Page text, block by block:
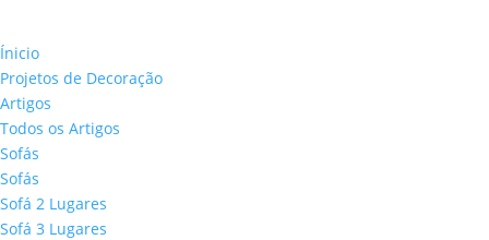
Ínicio
Projetos de Decoração
Artigos
Todos os Artigos
Sofás
Sofás
Sofá 2 Lugares
Sofá 3 Lugares